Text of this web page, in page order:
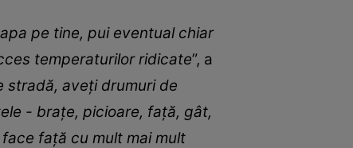
pe tine, pui eventual chiar
temperaturilor ridicate”, a
stradă, aveți drumuri de
- brațe, picioare, față, gât,
față cu mult mai mult